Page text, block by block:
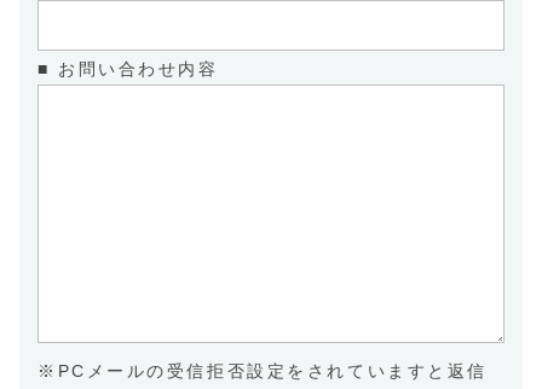
■ お問い合わせ内容
※PCメールの受信拒否設定をされていますと返信